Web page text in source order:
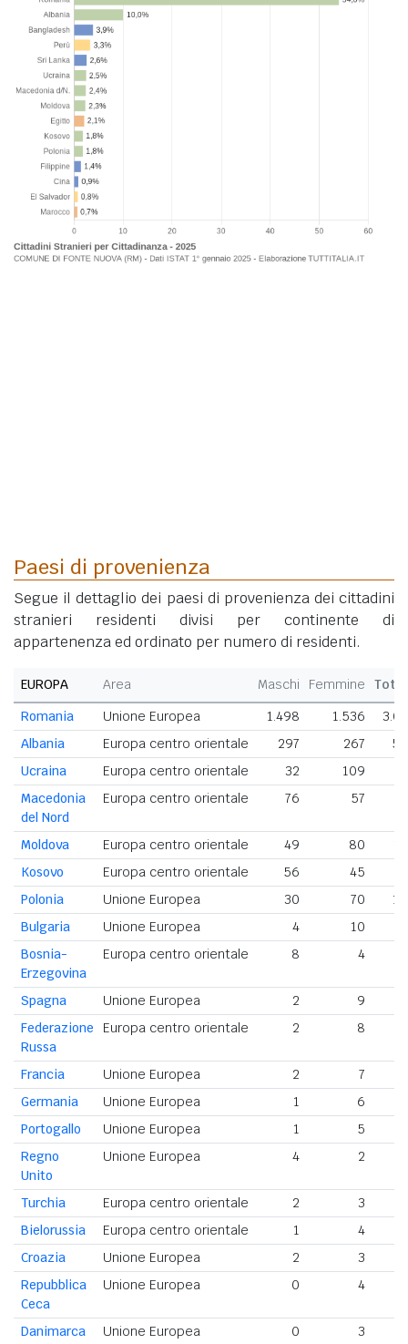
Paesi di provenienza
Segue il dettaglio dei paesi di provenienza dei cittadini
stranieri residenti divisi per continente di
appartenenza ed ordinato per numero di residenti.
EUROPA Area Maschi Femmine
Romania
Unione Europea 1.498 1.536
Albania
Europa centro orientale 297 267
Ucraina
Europa centro orientale 32 109
Macedonia
del Nord
Europa centro orientale 76 57
Moldova Europa centro orientale 49 80
Kosovo
Europa centro orientale 56 45
Polonia
Unione Europea 30 70
Bulgaria
Unione Europea 4 10
Bosnia-
Erzegovina
Europa centro orientale 8 4
Spagna Unione Europea 2 9
Federazione
Russa
Europa centro orientale 2 8
Francia Unione Europea 2 7
Germania
Unione Europea 1
6
Portogallo
Unione Europea 1 5
Regno
Unito
Unione Europea 4 2
Turchia Europa centro orientale 2 3
Bielorussia
Europa centro orientale 1 4
Croazia
Unione Europea 2 3
Repubblica
Ceca
Unione Europea 0 4
Danimarca Unione Europea 0 3